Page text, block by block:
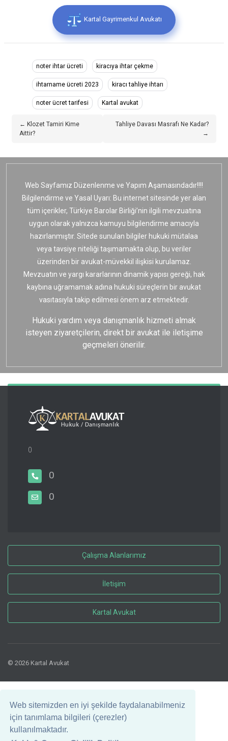
Web sitemizden en iyi şekilde faydalanabilmeniz
için tanımlama bilgileri (çerezler)
kullanılmaktadır.
Kartal Gayrimenkul Avukatı
noter ihtar ücreti kiracıya ihtar çekme
ihtarname ücreti 2023 kiracı tahliye ihtarı
noter ücret tarifesi Kartal avukat
← Klozet Tamiri Kime
Aittir?
Tahliye Davası Masrafı Ne Kadar?
→
Web Sayfamız Düzenlenme ve Yapım Aşamasındadır!!!!
Bilgilendirme ve Yasal Uyarı: Bu internet sitesinde yer alan
tüm içerikler, Türkiye Barolar Birliği’nin ilgili mevzuatına
uygun olarak yalnızca kamuyu bilgilendirme amacıyla
hazırlanmıştır. Sitede sunulan bilgiler hukuki mütalaa
veya tavsiye niteliği taşımamakta olup, bu veriler
üzerinden bir avukat-müvekkil ilişkisi kurulamaz.
Mevzuatın ve yargı kararlarının dinamik yapısı gereği, hak
kaybına uğramamak adına hukuki süreçlerin bir avukat
vasıtasıyla takip edilmesi önem arz etmektedir.
Hukuki yardım veya danışmanlık hizmeti almak
isteyen ziyaretçilerin, direkt bir avukat ile iletişime
geçmeleri önerilir.
0
0
0
Çalışma Alanlarımız
İletişim
Kartal Avukat
© 2026 Kartal Avukat